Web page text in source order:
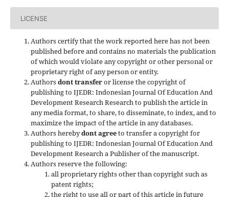
LICENSE
Authors certify that the work reported here has not been
published before and contains no materials the publication
of which would violate any copyright or other personal or
proprietary right of any person or entity.
Authorsdont transferor license the copyright of
publishing to IJEDR: Indonesian Journal Of Education And
Development Research Research to publish the article in
any media format, to share, to disseminate, to index, and to
maximize the impact of the article in any databases.
Authors herebydont agreeto transfer a copyright for
publishing to IJEDR: Indonesian Journal Of Education And
Development Research a Publisher of the manuscript.
Authors reserve the following:
all proprietary rights other than copyright such as
patent rights;
the right to use all or part of this article in future